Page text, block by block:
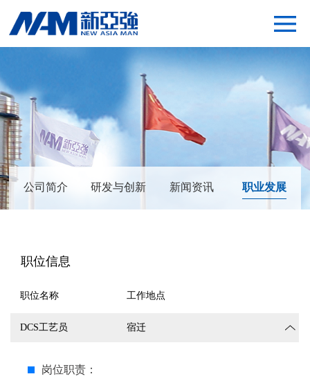
网站首页
关于新亚强
可持续发展
投资者关系
合作伙伴
供应商平台
联系我们
公司简介 研发与创新 新闻资讯 职业发展